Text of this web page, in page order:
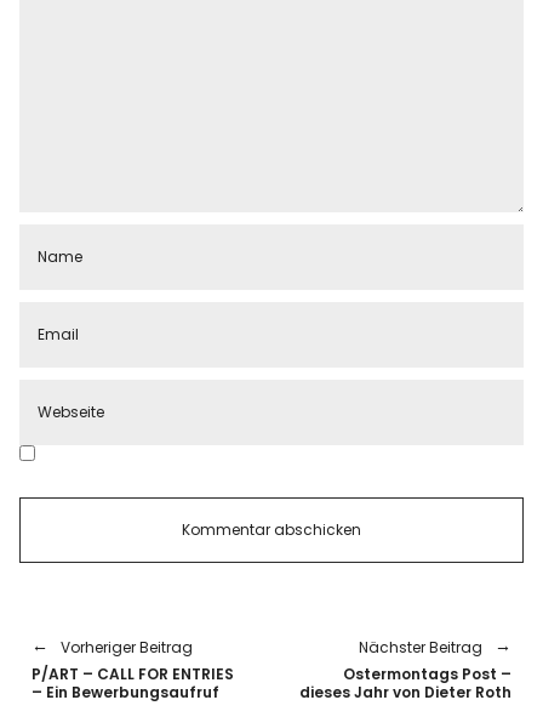
Vorheriger Beitrag
P/ART – CALL FOR ENTRIES
– Ein Bewerbungsaufruf
Nächster Beitrag
Ostermontags Post –
dieses Jahr von Dieter Roth